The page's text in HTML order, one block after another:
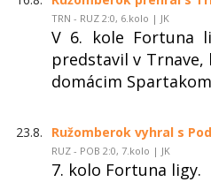
TRN - RUZ 2:0, 6.kolo | JK
V 6. kole Fortuna
predstavil v Trnave,
domácim
23.8. Ružomberok vyhral s
RUZ - POB 2:0, 7.kolo | JK
7. kolo Fortuna ligy.